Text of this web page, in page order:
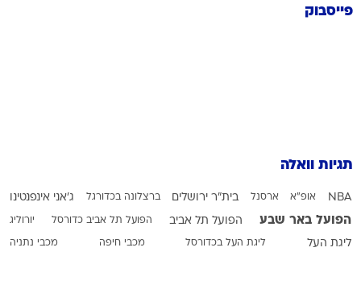
פייסבוק
תגיות וואלה
NBA אופ"א ארסנל בית"ר ירושלים ברצלונה בכדורגל ג'אני אינפנטינו
הפועל באר שבע הפועל תל אביב הפועל תל אביב כדורסל יורוליג
ליגת העל ליגת העל בכדורסל מכבי חיפה מכבי נתניה